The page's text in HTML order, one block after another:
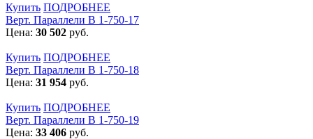
Купить ПОДРОБНЕЕ
Верт. Параллели В 1-750-17
Цена: 30 502 руб.
Купить ПОДРОБНЕЕ
Верт. Параллели В 1-750-18
Цена: 31 954 руб.
Купить ПОДРОБНЕЕ
Верт. Параллели В 1-750-19
Цена: 33 406 руб.